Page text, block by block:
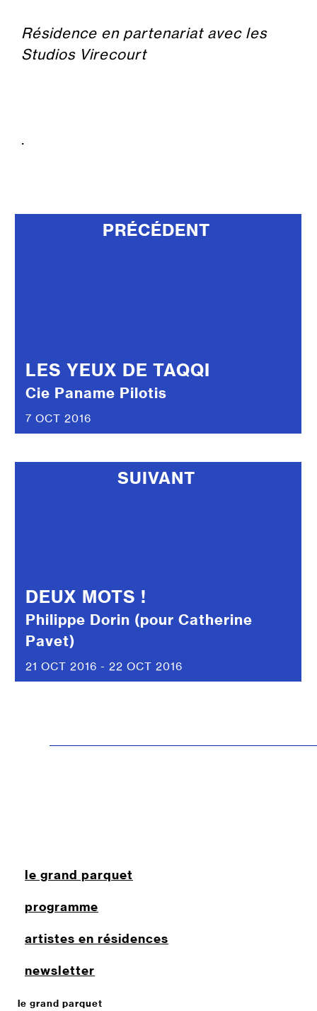
Résidence en partenariat avec les
Studios Virecourt
.
PRÉCÉDENT
LES YEUX DE TAQQI
Cie Paname Pilotis
7 OCT 2016
SUIVANT
DEUX MOTS !
Philippe Dorin (pour Catherine
Pavet)
21 OCT 2016 - 22 OCT 2016
le grand parquet
le grand parquet
programme
artistes en résidences
newsletter